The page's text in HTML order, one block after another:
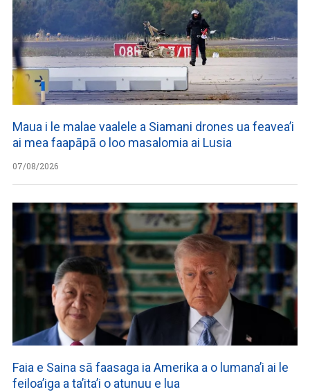
Maua i le malae vaalele a Siamani drones ua feavea’i
ai mea faapāpā o loo masalomia ai Lusia
07/08/2026
Faia e Saina sā faasaga ia Amerika a o lumana’i ai le
feiloa’iga a ta’ita’i o atunuu e lua